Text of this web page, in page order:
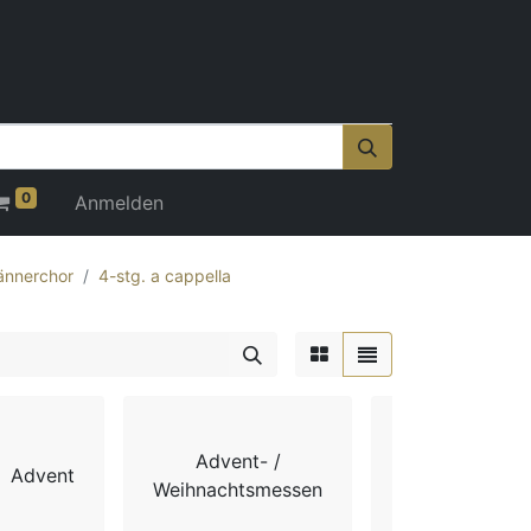
0 Anmelden
4-stg. a cappella
Advent
Advent- /
Weihnachtsmessen